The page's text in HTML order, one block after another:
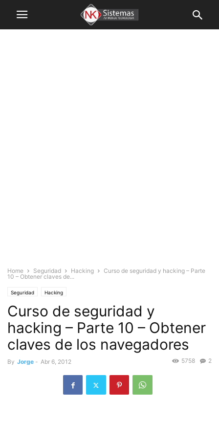
Home Seguridad Hacking
Curso de seguridad y hacking – Parte
10 – Obtener claves de...
Seguridad Hacking
Curso de seguridad y
hacking – Parte 10 – Obtener
claves de los navegadores
By Jorge - Abr 6, 2012 2
5758